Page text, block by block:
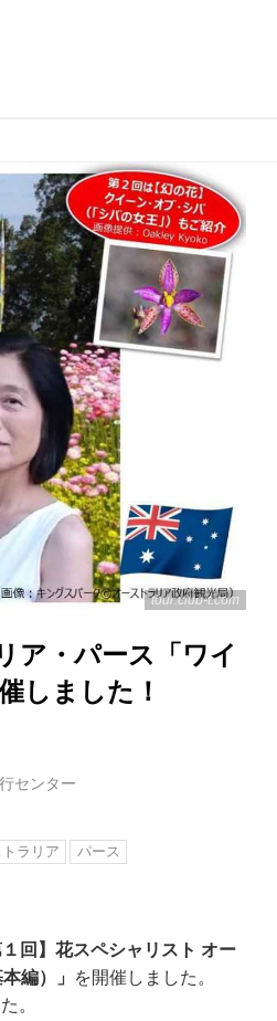
tour.club-t.com
ア・パース「ワイ
しました！
センター
ラリア
パース
１回】花スペシャリスト オー
編）」
を開催しました。
。